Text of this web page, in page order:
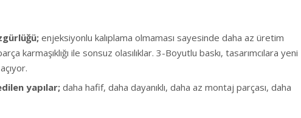
enjeksiyonlu kalıplama olmaması sayesinde daha az üretim
karmaşıklığı ile sonsuz olasılıklar. 3-Boyutlu baskı, tasarımcılara yeni
yapılar; daha hafif, daha dayanıklı, daha az montaj parçası, daha